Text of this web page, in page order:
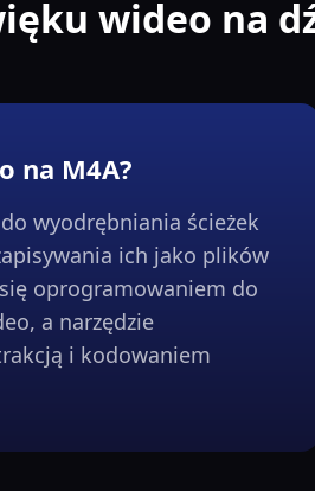
wideo na
na M4A?
wyodrębniania ścieżek
ich jako plików
oprogramowaniem do
a narzędzie
i kodowaniem